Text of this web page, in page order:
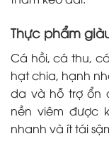
Thực phẩm
Cá hồi, cá thu,
hạt chia, hạnh
da và hỗ trợ ổn
nền viêm được
nhanh và ít tái